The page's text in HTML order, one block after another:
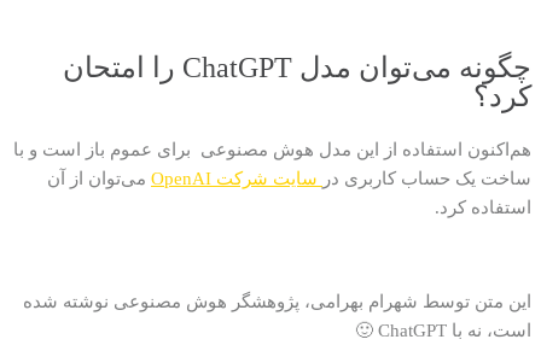
چگونه می‌توان مدل ChatGPT را امتحان
کرد؟
هم‌اکنون استفاده از این مدل هوش مصنوعی برای عموم باز است و با
ساخت یک حساب کاربری در سایت شرکت OpenAI
می‌توان از آن
استفاده کرد.
این متن توسط شهرام بهرامی، پژوهشگر هوش مصنوعی نوشته شده
است، نه با ChatGPT 🙂